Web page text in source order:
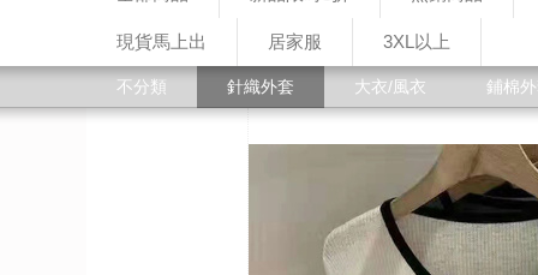
現貨馬上出 居家服 3XL以上
不分類 針織外套 大衣/風衣 鋪棉